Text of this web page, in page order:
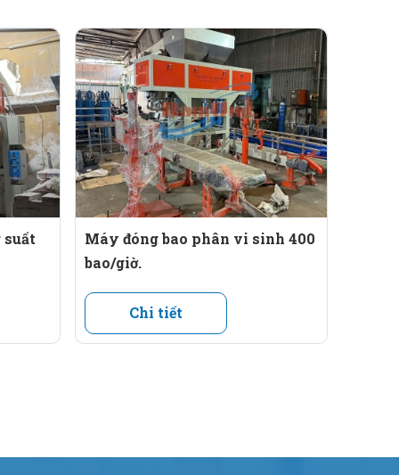
suất
Máy đóng bao phân vi sinh 400
bao/giờ.
Chi tiết